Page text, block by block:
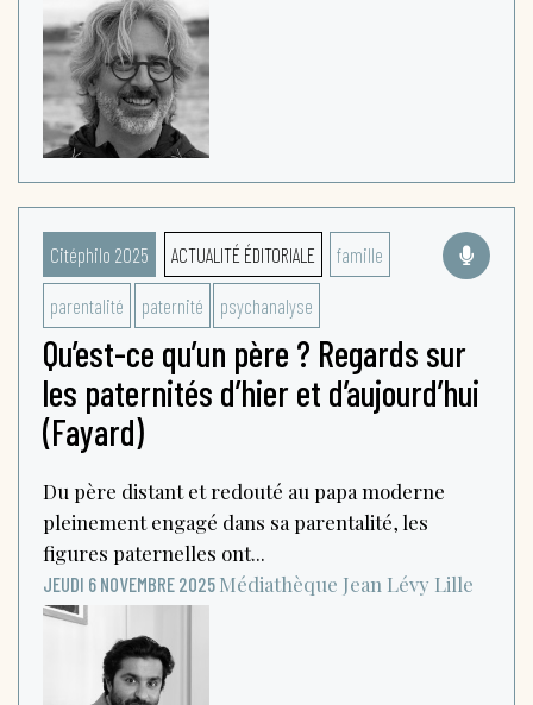
Citéphilo 2025 ACTUALITÉ ÉDITORIALE famille
parentalité paternité psychanalyse
Qu’est-ce qu’un père ? Regards sur
les paternités d’hier et d’aujourd’hui
(Fayard)
Du père distant et redouté au papa moderne
pleinement engagé dans sa parentalité, les
figures paternelles ont...
JEUDI 6 NOVEMBRE 2025 Médiathèque Jean Lévy Lille